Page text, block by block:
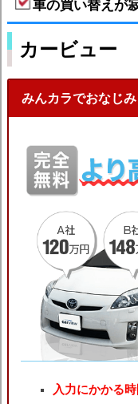
車の買い替えが
カービュー
みんカラでおなじ
入力にかかる